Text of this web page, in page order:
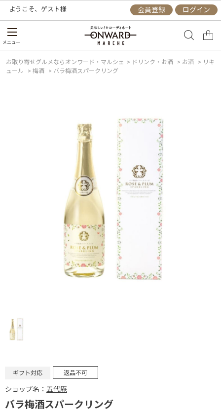
ようこそ、 ゲスト様 会員登録 ログイン
メニュー
お取り寄せグルメならオンワード・マルシェ > ドリンク・お酒 > お酒 > リキ
ュール
> 梅酒 > バラ梅酒スパークリング
ギフト対応 返品不可
ショップ名： 五代庵
バラ梅酒スパークリング